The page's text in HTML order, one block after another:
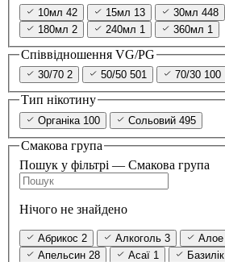
10мл 42 15мл 13 30мл 448
180мл 2 240мл 1 360мл 1
Співвідношення VG/PG
30/70 2 50/50 501 70/30 100
Тип нікотину
Органіка 100 Сольовий 495
Смакова група
Пошук у фільтрі — Смакова група
Нічого не знайдено
Абрикос 2 Алкоголь 3 Алое
Апельсин 28 Асаї 1 Базилік